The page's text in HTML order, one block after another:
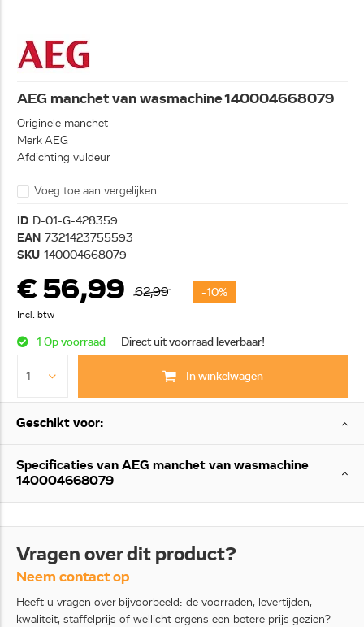
AEG manchet van wasmachine 140004668079
Originele manchet
Merk AEG
Afdichting vuldeur
Voeg toe aan vergelijken
ID D-01-G-428359
EAN 7321423755593
SKU 140004668079
€ 56,99 62,99 -10%
Incl. btw
1 Op voorraad Direct uit voorraad leverbaar!
In winkelwagen
Geschikt voor:
Specificaties van AEG manchet van wasmachine
140004668079
Vragen over dit product?
Neem contact op
Heeft u vragen over bijvoorbeeld: de voorraden, levertijden,
kwaliteit, staffelprijs of wellicht ergens een betere prijs gezien?